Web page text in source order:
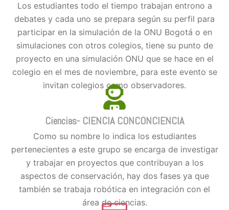
Los estudiantes todo el tiempo trabajan entrono a
debates y cada uno se prepara según su perfil para
participar en la simulación de la ONU Bogotá o en
simulaciones con otros colegios, tiene su punto de
proyecto en una simulación ONU que se hace en el
colegio en el mes de noviembre, para este evento se
invitan colegios como observadores.
Ciencias- CIENCIA CONCONCIENCIA
Como su nombre lo indica los estudiantes
pertenecientes a este grupo se encarga de investigar
y trabajar en proyectos que contribuyan a los
aspectos de conservación, hay dos fases ya que
también se trabaja robótica en integración con el
área de ciencias.